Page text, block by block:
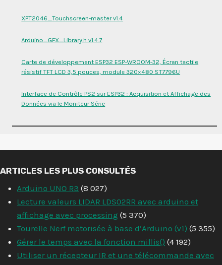
XPT2046_Touchscreen-master v1.4
Arduino_GFX_Library.h v1.4.7
Carte de développement ESP32 ESP-WROOM-32, Écran tactile
résistif TFT LCD 3,5 pouces, module 320×480 ST7796U
Interface de Contrôle PS2 sur ESP32 : Acquisition et Affichage des
Données via le Moniteur Série
ARTICLES LES PLUS CONSULTÉS
Arduino UNO R3 (8 027)
Lecture valeurs LIDAR LDS02RR avec arduino et
affichage avec processing (5 370)
Tourelle Nerf motorisée à base d’Arduino (v1) (5 355)
Gérer le temps avec la fonction millis() (4 192)
Utiliser un récepteur IR et une télécommande avec